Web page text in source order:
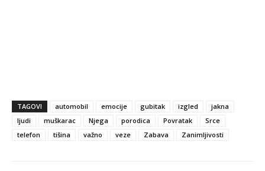
TAGOVI automobil emocije gubitak izgled
jakna
ljudi
muškarac Njega porodica Povratak
Srce
telefon
tišina važno veze Zabava Zanimljivosti